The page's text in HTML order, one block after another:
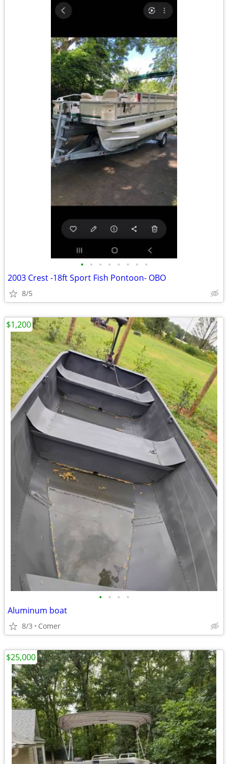
• • • • • • • •
2003 Crest -18ft Sport Fish Pontoon- OBO
8/5
• • • •
Aluminum boat
8/3 Comer
$1,200
$25,000